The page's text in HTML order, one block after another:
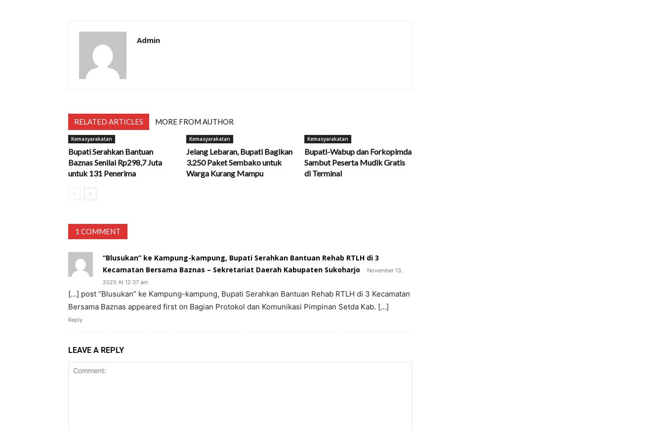
Admin
RELATED ARTICLES MORE FROM AUTHOR
Kemasyarakatan
Bupati Serahkan Bantuan
Baznas Senilai Rp298,7 Juta
untuk 131 Penerima
Kemasyarakatan
Jelang Lebaran, Bupati Bagikan
3.250 Paket Sembako untuk
Warga Kurang Mampu
Kemasyarakatan
Bupati-Wabup dan Forkopimda
Sambut Peserta Mudik Gratis
di Terminal
1 COMMENT
“Blusukan” ke Kampung-kampung, Bupati Serahkan Bantuan Rehab RTLH di 3
Kecamatan Bersama Baznas – Sekretariat Daerah Kabupaten Sukoharjo
November 13,
2025 At 12:37 am
[…] post “Blusukan” ke Kampung-kampung, Bupati Serahkan Bantuan Rehab RTLH di 3 Kecamatan
Bersama Baznas appeared first on Bagian Protokol dan Komunikasi Pimpinan Setda Kab. […]
Reply
LEAVE A REPLY